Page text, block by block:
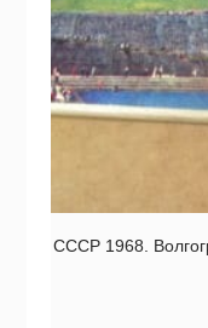
СССР 1968.